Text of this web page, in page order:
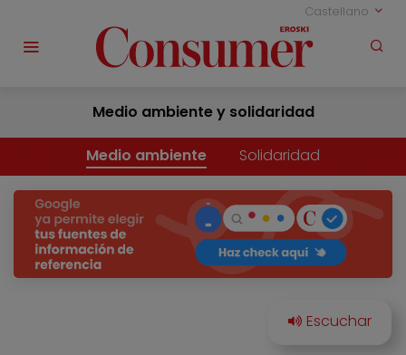
Castellano
Medio ambiente y solidaridad
Medio ambiente Solidaridad